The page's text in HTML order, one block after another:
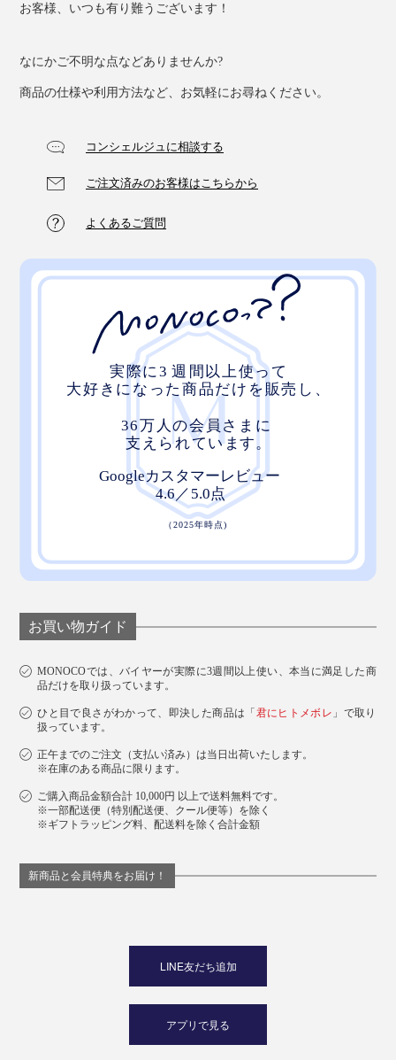
お客様、いつも有り難うございます！
なにかご不明な点などありませんか?
商品の仕様や利用方法など、お気軽にお尋ねください。
コンシェルジュに相談する
ご注文済みのお客様はこちらから
よくあるご質問
お買い物ガイド
MONOCOでは、バイヤーが実際に3週間以上使い、本当に満足した商
品だけを取り扱っています。
ひと目で良さがわかって、即決した商品は「 君にヒトメボレ 」で取り
扱っています。
正午までのご注文（支払い済み）は当日出荷いたします。
※在庫のある商品に限ります。
ご購入商品金額合計 10,000円 以上で送料無料です。
※一部配送便（特別配送便、クール便等）を除く
※ギフトラッピング料、配送料を除く合計金額
新商品と会員特典をお届け！
LINE友だち追加
アプリで見る